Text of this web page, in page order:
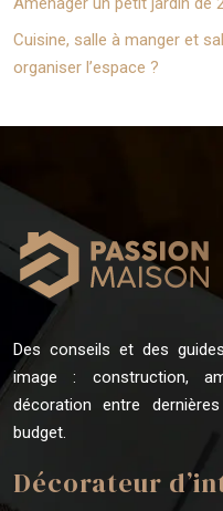
Cuisine, salle à manger et
organiser l’espace ?
Des conseils et des
image : construction,
décoration entre
budget.
Décorateur